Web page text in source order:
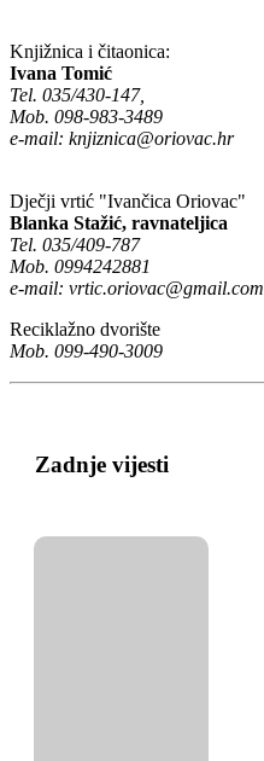
Knjižnica i čitaonica:
Ivana Tomić
Tel. 035/430-147,
Mob. 098-983-3489
e-mail: knjiznica@oriovac.hr
Dječji vrtić "Ivančica Oriovac"
Blanka Stažić, ravnateljica
Tel. 035/409-787
Mob. 0994242881
e-mail: vrtic.oriovac@gmail.com
Reciklažno dvorište
Mob. 099-490-3009
Zadnje vijesti